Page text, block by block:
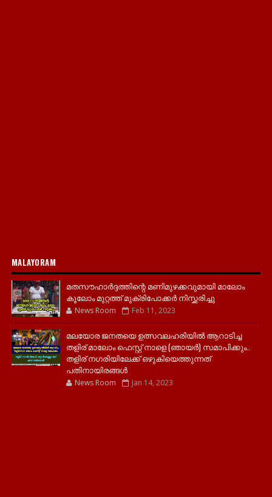
MALAYORAM
മതസൗഹാർദ്ദത്തിന്റെ മണിമുഴക്കവുമായി മാലോം
കൂലോം മുറ്റത്ത് മുക്രിപോക്കർ നിസ്ക്കരിച്ചു
News Room Feb 11, 2023
മലയോര ജനതയെ ഉത്സവലഹരിയിൽ ആറാടിച്ച
തളിര് മാലോം ഫെസ്റ്റ് നാളെ (ഞായർ) സമാപിക്കും..
തളിര് നഗരിയിലേക്ക് ഒഴുകിയെത്തുന്നത്
പതിനായിരങ്ങൾ
News Room Jan 14, 2023